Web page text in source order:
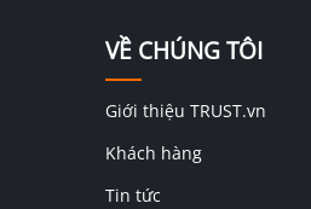
VỀ CHÚNG TÔI
Giới thiệu TRUST.vn
Khách hàng
Tin tức